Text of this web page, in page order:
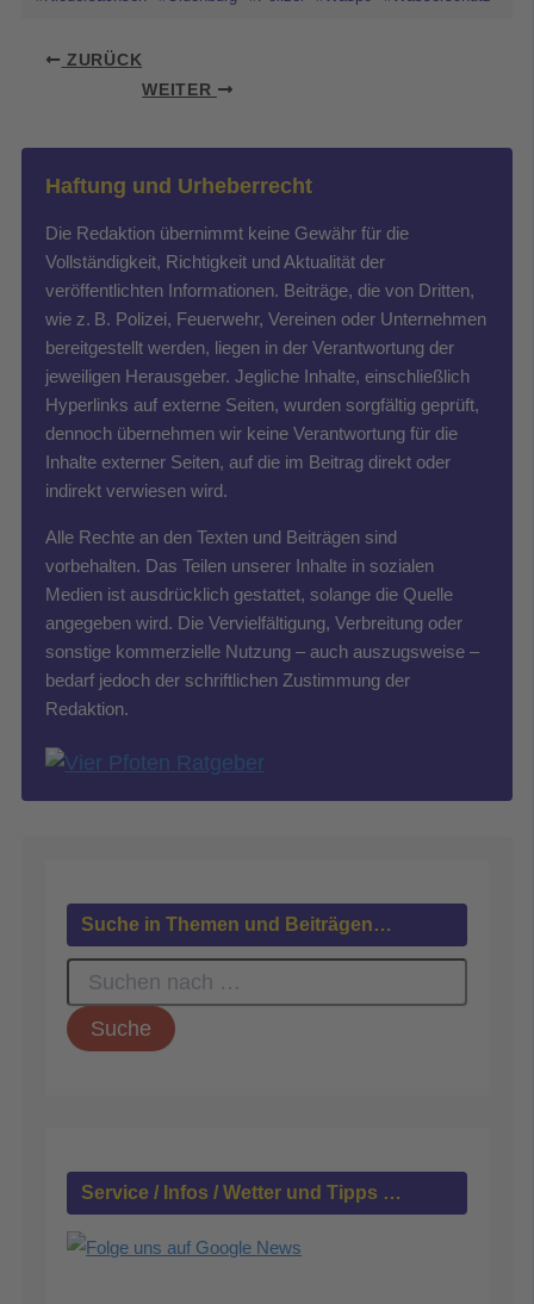
ZURÜCK
WEITER
Haftung und Urheberrecht
Die Redaktion übernimmt keine Gewähr für die
Vollständigkeit, Richtigkeit und Aktualität der
veröffentlichten Informationen. Beiträge, die von Dritten,
wie z. B. Polizei, Feuerwehr, Vereinen oder Unternehmen
bereitgestellt werden, liegen in der Verantwortung der
jeweiligen Herausgeber. Jegliche Inhalte, einschließlich
Hyperlinks auf externe Seiten, wurden sorgfältig geprüft,
dennoch übernehmen wir keine Verantwortung für die
Inhalte externer Seiten, auf die im Beitrag direkt oder
indirekt verwiesen wird.
Alle Rechte an den Texten und Beiträgen sind
vorbehalten. Das Teilen unserer Inhalte in sozialen
Medien ist ausdrücklich gestattet, solange die Quelle
angegeben wird. Die Vervielfältigung, Verbreitung oder
sonstige kommerzielle Nutzung – auch auszugsweise –
bedarf jedoch der schriftlichen Zustimmung der
Redaktion.
Suche in Themen und Beiträgen…
c
h
:
Service / Infos / Wetter und Tipps …